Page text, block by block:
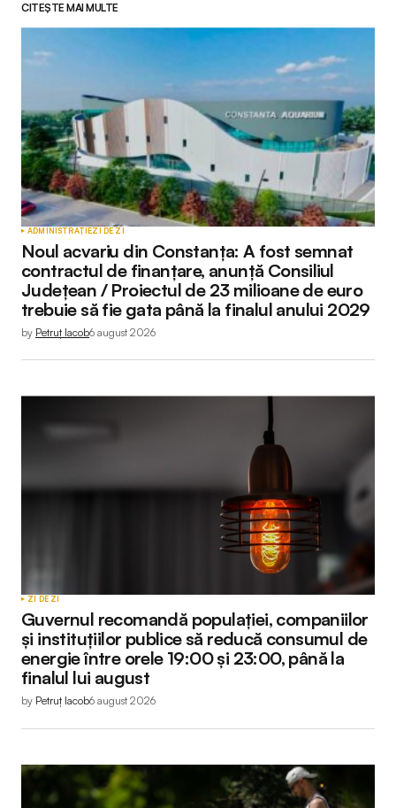
Adresa ta de email nu va fi publicată. Câmpurile
obligatorii sunt marcate cu
Comment*
Your Name*
Your E-mail*
CITEȘTE MAI MULTE
ADMINISTRAȚIEZI DE ZI
Noul acvariu din Constanța: A fost semnat
contractul de finanțare, anunță Consiliul
Județean / Proiectul de 23 milioane de euro
trebuie să fie gata până la finalul anului 2029
by Petruț Iacob6 august 2026
ZI DE ZI
Guvernul recomandă populației, companiilor
și instituțiilor publice să reducă consumul de
energie între orele 19:00 și 23:00, până la
finalul lui august
by Petruț Iacob6 august 2026